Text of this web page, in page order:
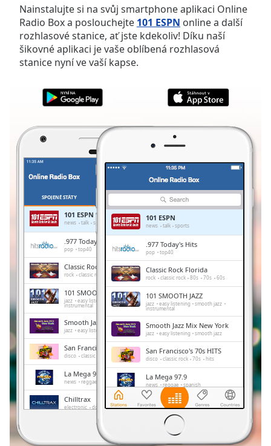
Skip
Backward
Skip
Forward
Mute
Current
Duration-:-
0.00%
Stream
TypeLIVE
Seek to
LIVE
Remaining
Time-
Playback
Chapters
Chapters
Descriptions
descriptions
off,
Subtitles
Nainstalujte si na svůj smartphone aplikaci Online
Radio Box a poslouchejte 101 ESPN online a další
rozhlasové stanice, ať jste kdekoliv! Díku naší
šikovné aplikaci je vaše oblíbená rozhlasová
stanice nyní ve vaší kapse.
SPOJENÉ STÁTY
101 ESPN
news talk sports
.977 Today's Hits
pop top40
Classic Rock Florida
rock classic rock 80s 70s 60s
101 SMOOTH JAZZ
jazz easy listening smooth jazz
instrumental
Smooth Jazz Mix New York
jazz easy listening smooth jazz
San Francisco's 70s HITS
disco classic rock 70s hits
La Mega 97.9
news reggae spanish
Chilltrax
electronic downtempo chill-out
Side Street Radio
electronic
progressive house
101 ESPN
news talk sports
.977 Today's Hits
pop top40
Classic Rock Florida
rock classic rock 80s 70s 60s
101 SMOOTH JAZZ
jazz easy listening smooth jazz
instrumental
Smooth Jazz Mix New York
jazz easy listening smooth jazz
San Francisco's 70s HITS
disco classic rock 70s hits
La Mega 97.9
news reggae spanish
Chilltrax
electronic downtempo chill-out
Side Street Radio
electronic